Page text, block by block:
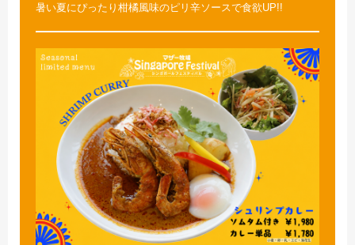
暑い夏にぴったり柑橘風味のピリ辛ソースで食欲UP!!